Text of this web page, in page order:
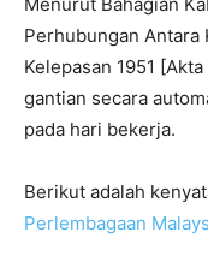
Perhubungan Antara
Kelepasan 1951
gantian secara
pada hari bekerja.
Berikut adalah
Perlembagaan